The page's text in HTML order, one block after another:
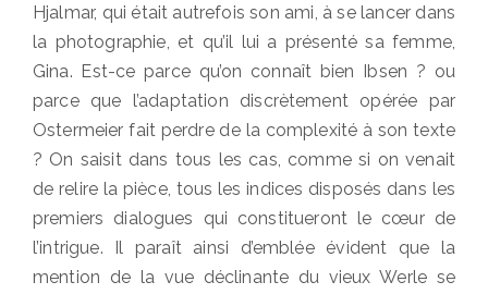
Hjalmar, qui était autrefois son ami, à se lancer dans
la photographie, et qu’il lui a présenté sa femme,
Gina. Est-ce parce qu’on connaît bien Ibsen ? ou
parce que l’adaptation discrètement opérée par
Ostermeier fait perdre de la complexité à son texte
? On saisit dans tous les cas, comme si on venait
de relire la pièce, tous les indices disposés dans les
premiers dialogues qui constitueront le cœur de
l’intrigue. Il paraît ainsi d’emblée évident que la
mention de la vue déclinante du vieux Werle se